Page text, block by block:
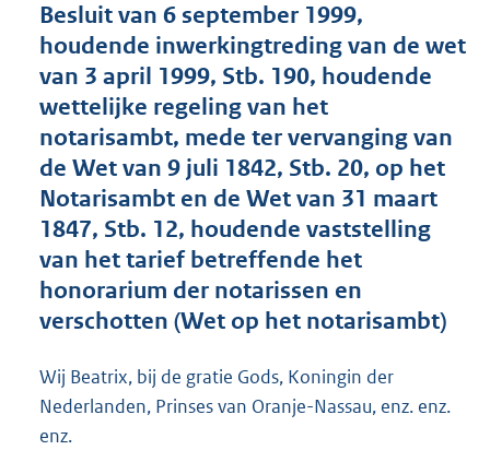
d
s
g
r
o
o
t
e
:
1
K
b
Besluit van 6 september 1999,
houdende inwerkingtreding van de wet
van 3 april 1999, Stb. 190, houdende
wettelijke regeling van het
notarisambt, mede ter vervanging van
de Wet van 9 juli 1842, Stb. 20, op het
Notarisambt en de Wet van 31 maart
1847, Stb. 12, houdende vaststelling
van het tarief betreffende het
honorarium der notarissen en
verschotten (Wet op het notarisambt)
Wij Beatrix, bij de gratie Gods, Koningin der
Nederlanden, Prinses van Oranje-Nassau, enz. enz.
enz.